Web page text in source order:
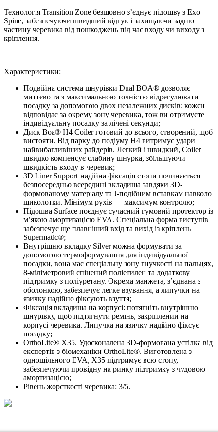
Технологія Transition Zone безшовно з’єднує підошву з Exo
Spine, забезпечуючи швидший відгук і захищаючи задню
частину черевика від пошкоджень під час входу чи виходу з
кріплення.
Характеристики:
Подвійна система шнурівки Dual BOA® дозволяє
миттєво та з максимальною точністю відрегулювати
посадку за допомогою двох незалежних дисків: кожен
відповідає за окрему зону черевика, тож ви отримуєте
індивідуальну посадку за лічені секунди;
Диск Boa® H4 Coiler готовий до всього, створений, щоб
вистояти. Від парку до подіуму H4 витримує удари
найвибагливіших райдерів. Легкий і швидкий, Coiler
швидко компенсує слабину шнурка, збільшуючи
швидкість входу в черевик;
3D Liner Support-надійна фіксація стопи починається
безпосередньо всередині вкладиша завдяки 3D-
формованому матеріалу та J-подібним вставкам навколо
щиколотки. Мінімум рухів — максимум контролю;
Підошва Surface поєднує сучасний гумовий протектор із
м’якою амортизацією EVA. Спеціальна форма виступів
забезпечує ще плавніший вхід та вихід із кріплень
Supermatic®;
Внутрішню вкладку Silver можна формувати за
допомогою термоформування для індивідуальної
посадки, вона має спеціальну зону гнучкості на пальцях,
8-міліметровий спінений поліетилен та додаткову
підтримку з поліуретану. Окрема манжета, з’єднана з
оболонкою, забезпечує легке взування, а липучки на
язичку надійно фіксують взуття;
Фіксація вкладиша на корпусі: потягніть внутрішню
шнурівку, щоб підтягнути ремінь, закріплений на
корпусі черевика. Липучка на язичку надійно фіксує
посадку;
OrthoLite® X35. Удосконалена 3D-формована устілка від
експертів з біомеханіки OrthoLite®. Виготовлена ​​з
однощільного EVA, X35 підтримує всю стопу,
забезпечуючи провідну на ринку підтримку з чудовою
амортизацією;
Рівень жорсткості черевика: 3/5.